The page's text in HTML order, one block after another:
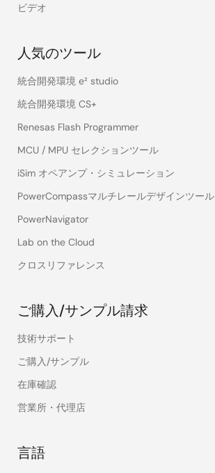
ビデオ
人気のツール
統合開発環境 e² studio
統合開発環境 CS+
Renesas Flash Programmer
MCU / MPU セレクションツール
iSim オペアンプ・シミュレーション
PowerCompassマルチレールデザインツール
PowerNavigator
Lab on the Cloud
クロスリファレンス
ご購入/サンプル請求
技術サポート
ご購入/サンプル
在庫確認
営業所・代理店
言語